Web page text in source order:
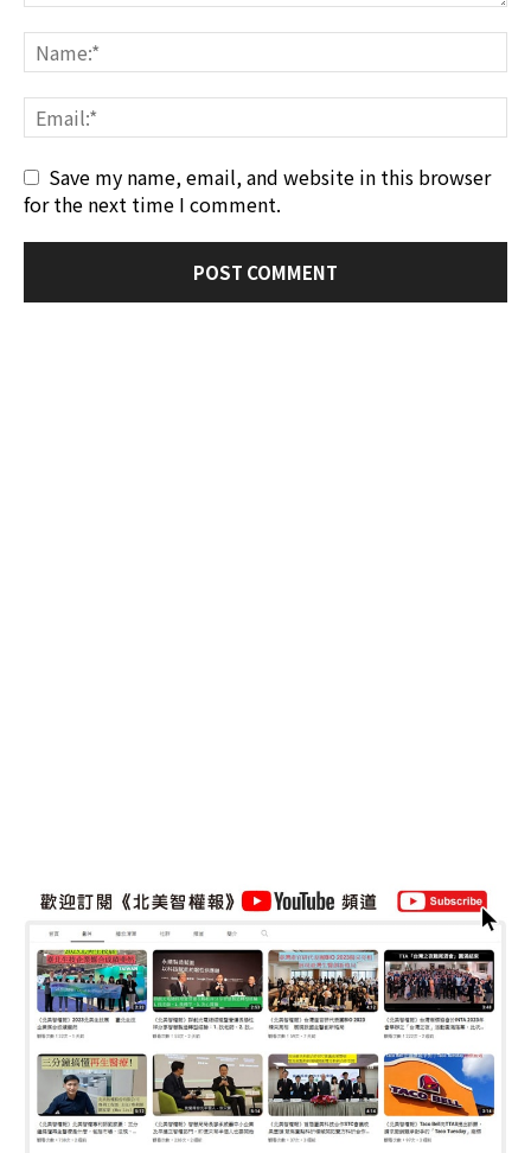
Save my name, email, and website in this browser
for the next time I comment.